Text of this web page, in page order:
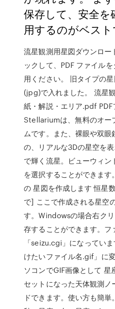
保存して、安全
用するのがベスト
流星観測用星図ダウンロー
ックして、PDF ファイル
用ください。 旧タイプの
(jpg)で入れました。 流星
紙・解説・エリア.pdf PDF
Stellariumは、無料のオー
ムです。また、裸眼や双
の、リアルな3Dの星空を
で輝く流星。ビューウィン
を選択することができます
の 星図を作成します 恒星
で] ここで作成される星空
す。Windowsの場合右ク
存することができます。フ
「seizu.cgi」になってい
けたいファイル名.gif」に
ソコンでGIF画像として
セットになった天体観測
ドできます。使い方も簡単